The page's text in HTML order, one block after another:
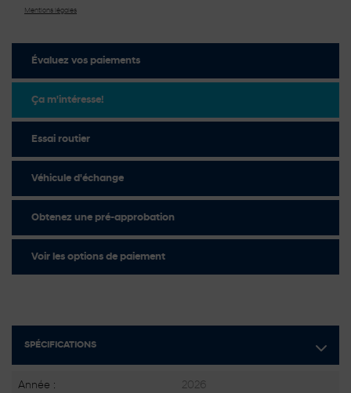
SPÉCIFICATIONS
Année : 2026
Mentions légales
Évaluez vos paiements
Ça m'intéresse!
Essai routier
Véhicule d'échange
Obtenez une pré-approbation
Voir les options de paiement